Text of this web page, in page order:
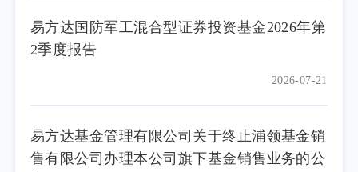
易方达国防军工混合型证券投资基金2026年第
2季度报告
2026-07-21
易方达基金管理有限公司关于终止浦领基金销
售有限公司办理本公司旗下基金销售业务的公